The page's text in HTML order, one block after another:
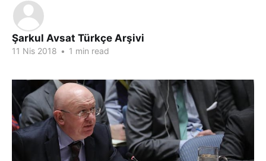
Şarkul Avsat Türkçe Arşivi
11 Nis 2018 • 1 min read